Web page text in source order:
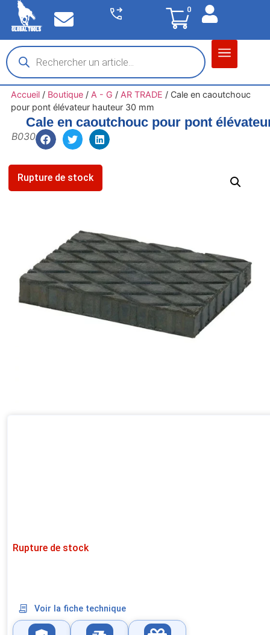
0
Accueil/ Boutique/ A - G / AR TRADE / Cale en caoutchouc
pour pont élévateur hauteur 30 mm
Rupture de stock
Cale en caoutchouc pour pont
B030
Rupture de stock
Voir la fiche technique